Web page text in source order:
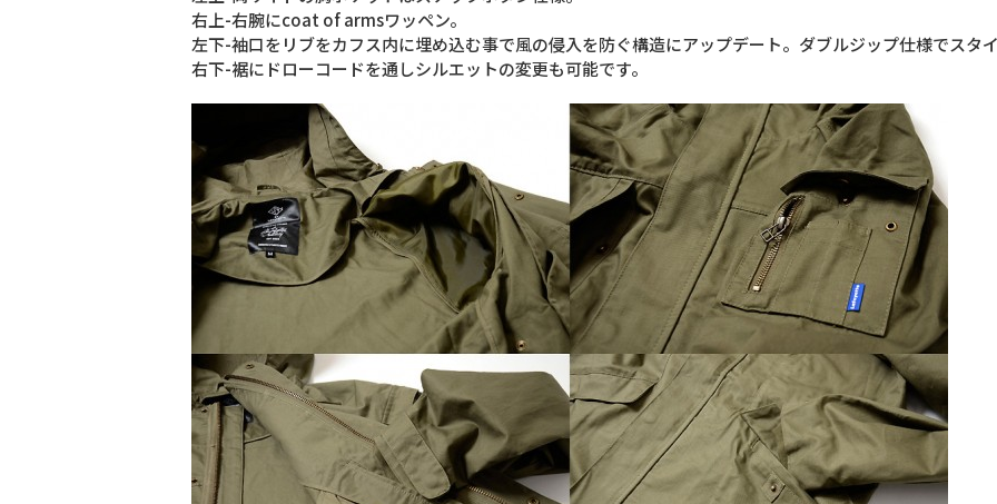
右上-右腕にcoat of armsワッペン。
左下-袖口をリブをカフス内に埋め込む事で風の侵入を防ぐ構造にアップデート。ダブルジップ仕様でスタ
右下-裾にドローコードを通しシルエットの変更も可能です。